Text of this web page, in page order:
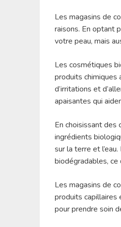
Les magasins de
raisons. En optant
votre peau, mais
Les cosmétiques
produits chimiques
d’irritations et
apaisantes qui
En choisissant des
ingrédients
sur la terre et
biodégradables,
Les magasins de
produits capillaires
pour prendre soin